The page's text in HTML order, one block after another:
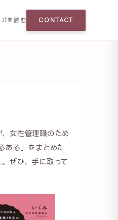
ガを読む CONTACT
女性管理職のため
ある」をまとめた
ぜひ、手に取って